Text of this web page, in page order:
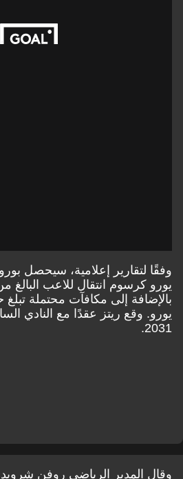
بالإضافة إلى مكافآت محتملة تبلغ
يورو. وقع ريتز عقدًا مع النادي
2031.
وقال المدير الرياضي روفن